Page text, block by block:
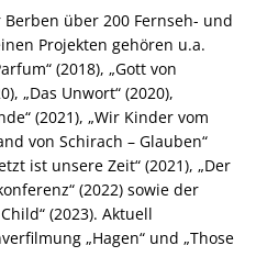
über 200 Fernseh- und
Projekten gehören u.a.
(2018), „Gott von
„Das Unwort“ (2020),
(2021), „Wir Kinder vom
von Schirach – Glauben“
ist unsere Zeit“ (2021), „Der
(2022) sowie der
(2023). Aktuell
„Hagen“ und „Those